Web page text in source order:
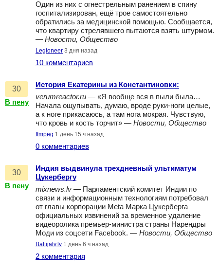
Один из них с огнестрельным ранением в спину
госпитализирован, ещё трое самостоятельно
обратились за медицинской помощью. Сообщается,
что квартиру стрелявшего пытаются взять штурмом.
— Новости, Общество
Legioneer 3 дня назад
10 комментариев
30
В пену
История Екатерины из Константиновки:
verumreactor.ru — «Я вообще вся в пыли была…
Начала ощупывать, думаю, вроде руки-ноги целые,
а к ноге прикасаюсь, а там нога мокрая. Чувствую,
что кровь и кость торчит» — Новости, Общество
ffmpeg 1 день 15 ч назад
0 комментариев
30
В пену
Индия выдвинула трехдневный ультиматум
Цукербергу
mixnews.lv — Парламентский комитет Индии по
связи и информационным технологиям потребовал
от главы корпорации Meta Марка Цукерберга
официальных извинений за временное удаление
видеоролика премьер-министра страны Нарендры
Моди из соцсети Facebook. — Новости, Общество
Baltijalv.lv 1 день 6 ч назад
2 комментария